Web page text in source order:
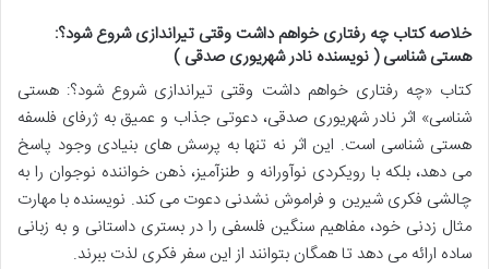
خلاصه کتاب چه رفتاری خواهم داشت وقتی تیراندازی شروع شود؟:
هستی شناسی ( نویسنده نادر شهریوری صدقی )
کتاب «چه رفتاری خواهم داشت وقتی تیراندازی شروع شود؟: هستی
شناسی» اثر نادر شهریوری صدقی، دعوتی جذاب و عمیق به ژرفای فلسفه
هستی شناسی است. این اثر نه تنها به پرسش های بنیادی وجود پاسخ
می دهد، بلکه با رویکردی نوآورانه و طنزآمیز، ذهن خواننده نوجوان را به
چالشی فکری شیرین و فراموش نشدنی دعوت می کند. نویسنده با مهارت
مثال زدنی خود، مفاهیم سنگین فلسفی را در بستری داستانی و به زبانی
ساده ارائه می دهد تا همگان بتوانند از این سفر فکری لذت ببرند.